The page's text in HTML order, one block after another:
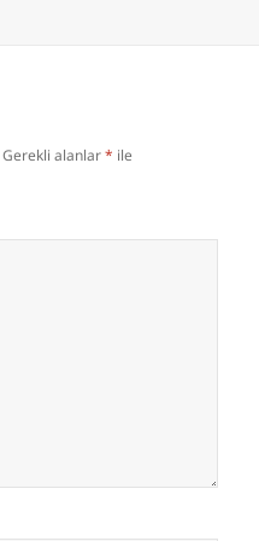
Gerekli alanlar* ile